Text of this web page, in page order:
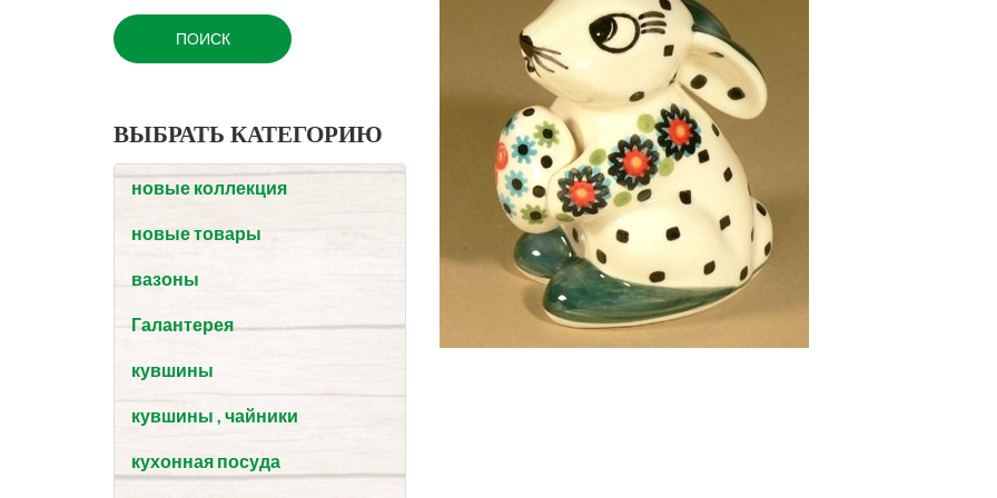
ВЫБРАТЬ КАТЕГОРИЮ
новые коллекция
новые товары
вазоны
Галантерея
кувшины
кувшины , чайники
кухонная посуда